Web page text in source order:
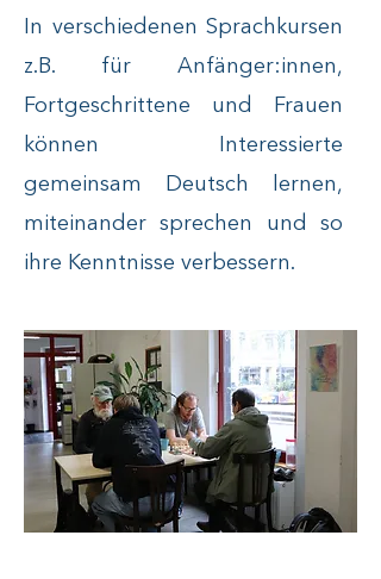
In verschiedenen Sprachkursen
z.B. für Anfänger:innen,
Fortgeschrittene und Frauen
können Interessierte
gemeinsam Deutsch lernen,
miteinander sprechen und so
ihre Kenntnisse verbessern.